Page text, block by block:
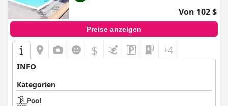
Von 102 $
Preise anzeigen
$ +4
INFO
Kategorien
Pool